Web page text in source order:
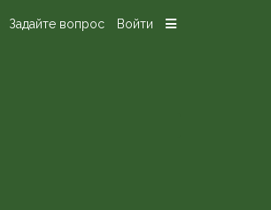
Задайте вопрос Войти